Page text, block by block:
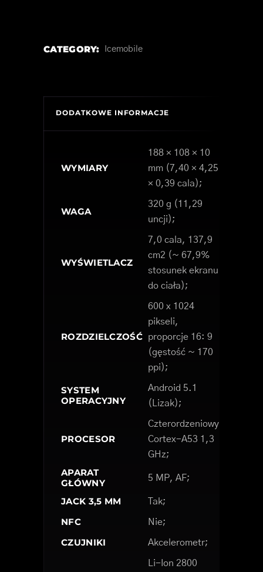
CATEGORY: Icemobile
DODATKOWE INFORMACJE
WYMIARY
188 × 108 × 10
mm (7,40 × 4,25
× 0,39 cala);
WAGA
320 g (11,29
uncji);
WYŚWIETLACZ
7,0 cala, 137,9
cm2 (~ 67,9%
stosunek ekranu
do ciała);
ROZDZIELCZOŚĆ
600 x 1024
pikseli,
proporcje 16: 9
(gęstość ~ 170
ppi);
SYSTEM
OPERACYJNY
Android 5.1
(Lizak);
PROCESOR
Czterordzeniowy
Cortex-A53 1,3
GHz;
APARAT
GŁÓWNY
5 MP, AF;
JACK 3,5 MM Tak;
NFC Nie;
CZUJNIKI Akcelerometr;
Li-Ion 2800